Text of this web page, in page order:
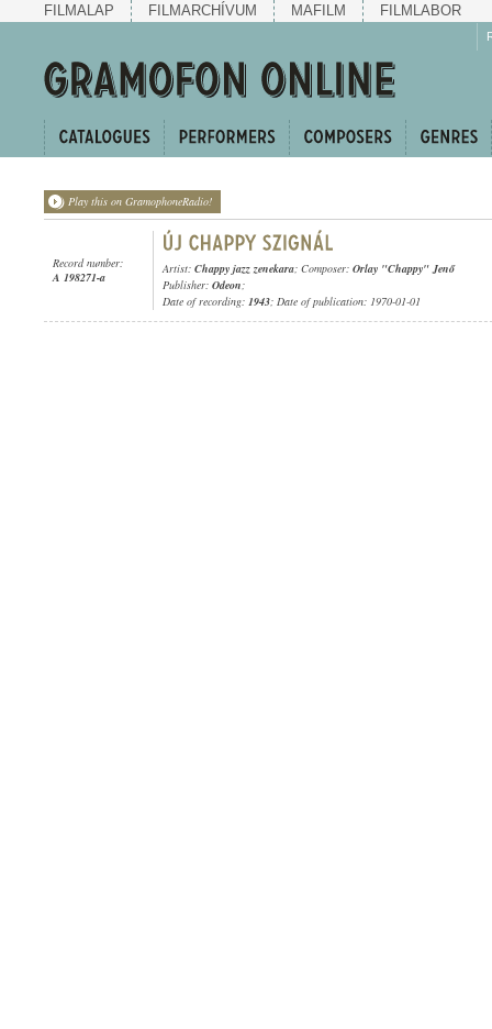
FILMALAP FILMARCHÍVUM MAFILM FILMLABOR
Play this on GramophoneRadio!
Record number:
A 198271-a
Artist: Chappy jazz zenekara; Composer: Orlay "Chappy" Jenő
Publisher: Odeon;
Date of recording: 1943; Date of publication: 1970-01-01